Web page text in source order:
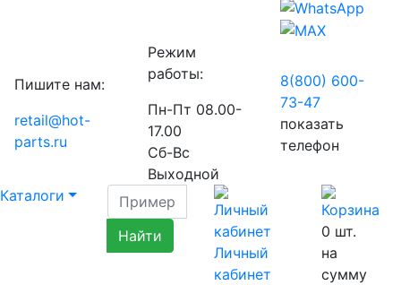
Пишите нам:
retail@hot-
parts.ru
Режим
работы:
Пн-Пт 08.00-
17.00
Сб-Вс
Выходной
8(800) 600-
73-47
показать
телефон
Каталоги
Личный
кабинет
0 шт.
на
сумму